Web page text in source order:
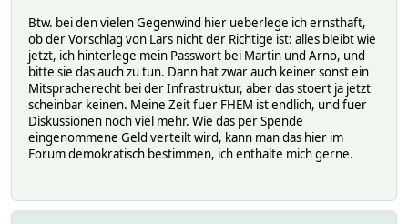
Btw. bei den vielen Gegenwind hier ueberlege ich ernsthaft,
ob der Vorschlag von Lars nicht der Richtige ist: alles bleibt wie
jetzt, ich hinterlege mein Passwort bei Martin und Arno, und
bitte sie das auch zu tun. Dann hat zwar auch keiner sonst ein
Mitspracherecht bei der Infrastruktur, aber das stoert ja jetzt
scheinbar keinen. Meine Zeit fuer FHEM ist endlich, und fuer
Diskussionen noch viel mehr. Wie das per Spende
eingenommene Geld verteilt wird, kann man das hier im
Forum demokratisch bestimmen, ich enthalte mich gerne.